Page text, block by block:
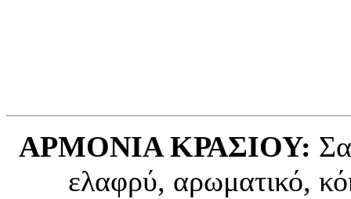
ΑΡΜΟΝΙΑ ΚΡΑΣΙΟΥ:
ελαφρύ, αρωματικό,